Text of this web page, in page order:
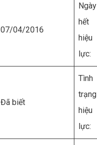
07/04/2016
Ngày
hết
hiệu
lực:
Đã biết
Tình
trạng
hiệu
lực: